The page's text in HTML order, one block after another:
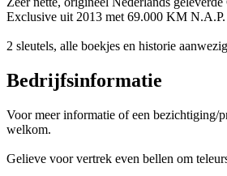
Exclusive uit 2013 met 69.000 KM N.A.P.
2 sleutels, alle boekjes en historie
Bedrijfsinformatie
Voor meer informatie of een bezichtiging/
welkom.
Gelieve voor vertrek even bellen om